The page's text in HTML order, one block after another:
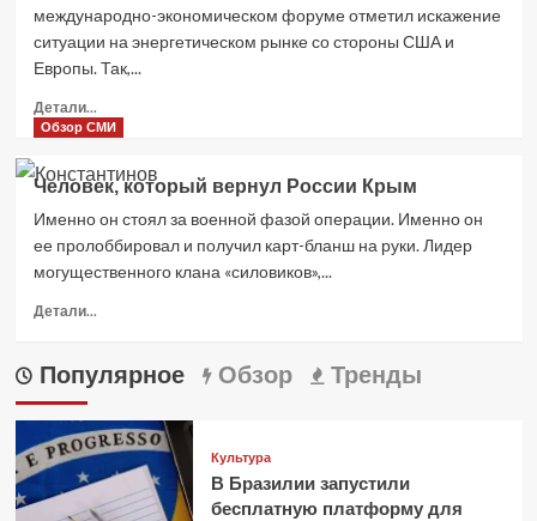
наносят
ущерб
из
США
международно-экономическом форуме отметил искажение
ситуации на энергетическом рынке со стороны США и
Европы. Так,...
Детали...
больше
ЕС
и
США
исказили
Сечин
Обзор СМИ
Человек, который вернул России Крым
Именно он стоял за военной фазой операции. Именно он
ее пролоббировал и получил карт-бланш на руки. Лидер
могущественного клана «силовиков»,...
Детали...
Человек,
вернул
России
Крым
Популярное Обзор Тренды
Культура
В Бразилии запустили
бесплатную платформу для